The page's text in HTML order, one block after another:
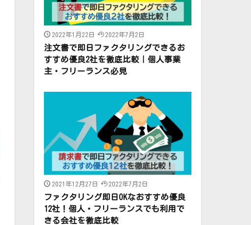
2022年1月22日 2022年7月2日
注文書で即日ファクタリングできるお
すすめ優良2社を徹底比較｜個人事業
主・フリーランス必見
2021年12月27日 2022年7月2日
ファクタリング即日OKなおすすめ優良
12社！個人・フリーランスでも利用で
きる会社を徹底比較